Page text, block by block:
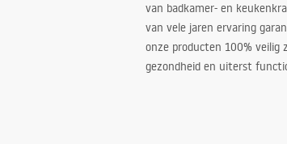
van badkamer- en
van vele jaren ervaring
onze producten 100% veilig
gezondheid en uiterst